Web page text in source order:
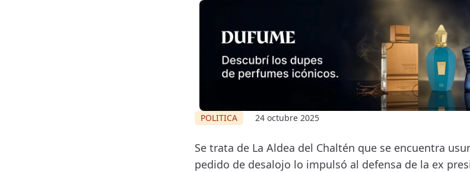
POLITICA 24 octubre 2025
Se trata de La Aldea del Chaltén que se encuentra
pedido de desalojo lo impulsó al defensa de la ex